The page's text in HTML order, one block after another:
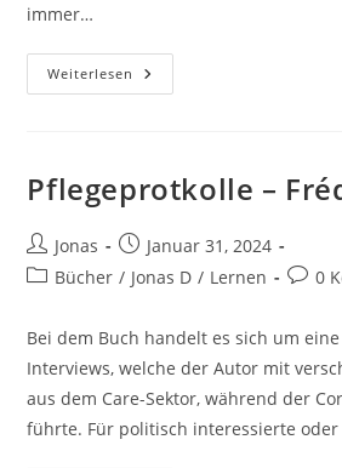
immer…
Weiterlesen
Pflegeprotkolle –
Jonas
Januar 31, 2024
Bücher / Jonas D / Lernen 0
Bei dem Buch handelt es sich um
Interviews, welche der Autor mit
aus dem Care-Sektor, während der
führte. Für politisch interessierte